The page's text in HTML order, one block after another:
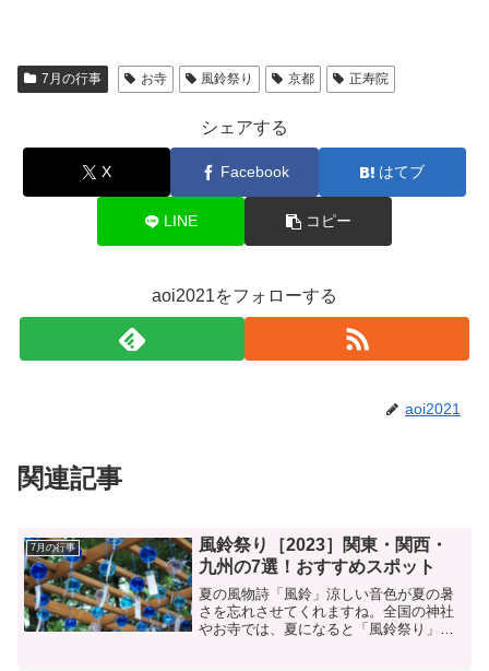
7月の行事 お寺 風鈴祭り 京都 正寿院
シェアする
X Facebook はてブ
LINE コピー
aoi2021をフォローする
aoi2021
関連記事
7月の行事
風鈴祭り［2023］関東・関西・
九州の7選！おすすめスポット
夏の風物詩「風鈴」涼しい音色が夏の暑
さを忘れさせてくれますね。全国の神社
やお寺では、夏になると「風鈴祭り」が